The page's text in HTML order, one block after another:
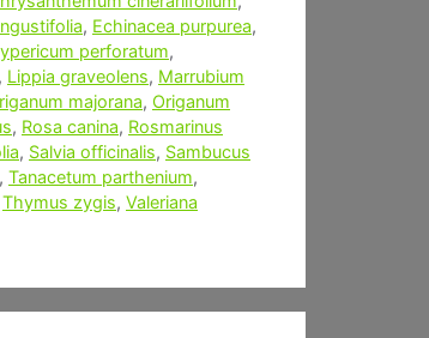
, Echinacea purpurea,
perforatum,
, Lippia graveolens, Marrubium
majorana, Origanum
, Rosa canina, Rosmarinus
, Salvia officinalis, Sambucus
, Tanacetum parthenium,
Thymus zygis, Valeriana